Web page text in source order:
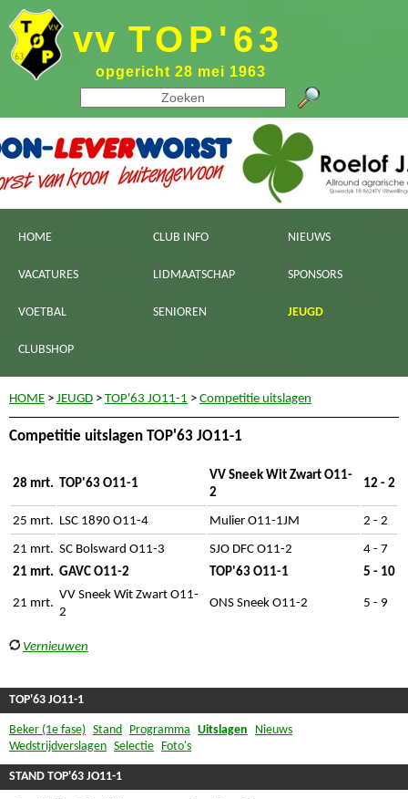
vv TOP'63
opgericht 28 mei 1963
HOME CLUB INFO NIEUWS
VACATURES LIDMAATSCHAP SPONSORS
VOETBAL SENIOREN JEUGD
CLUBSHOP
HOME > JEUGD > TOP'63 JO11-1 > Competitie uitslagen
Competitie uitslagen TOP'63 JO11-1
28 mrt. TOP'63 O11-1
VV Sneek Wit Zwart O11-
2
12 - 2
25 mrt. LSC 1890 O11-4 Mulier O11-1JM 2 - 2
21 mrt. SC Bolsward O11-3 SJO DFC O11-2
4 - 7
21 mrt. GAVC O11-2 TOP'63 O11-1 5 - 10
21 mrt.
VV Sneek Wit Zwart O11-
2
ONS Sneek O11-2 5 - 9
Vernieuwen
TOP'63 JO11-1
Beker (1e fase) Stand Programma Uitslagen
Nieuws
Wedstrijdverslagen Selectie Foto's
STAND TOP'63 JO11-1